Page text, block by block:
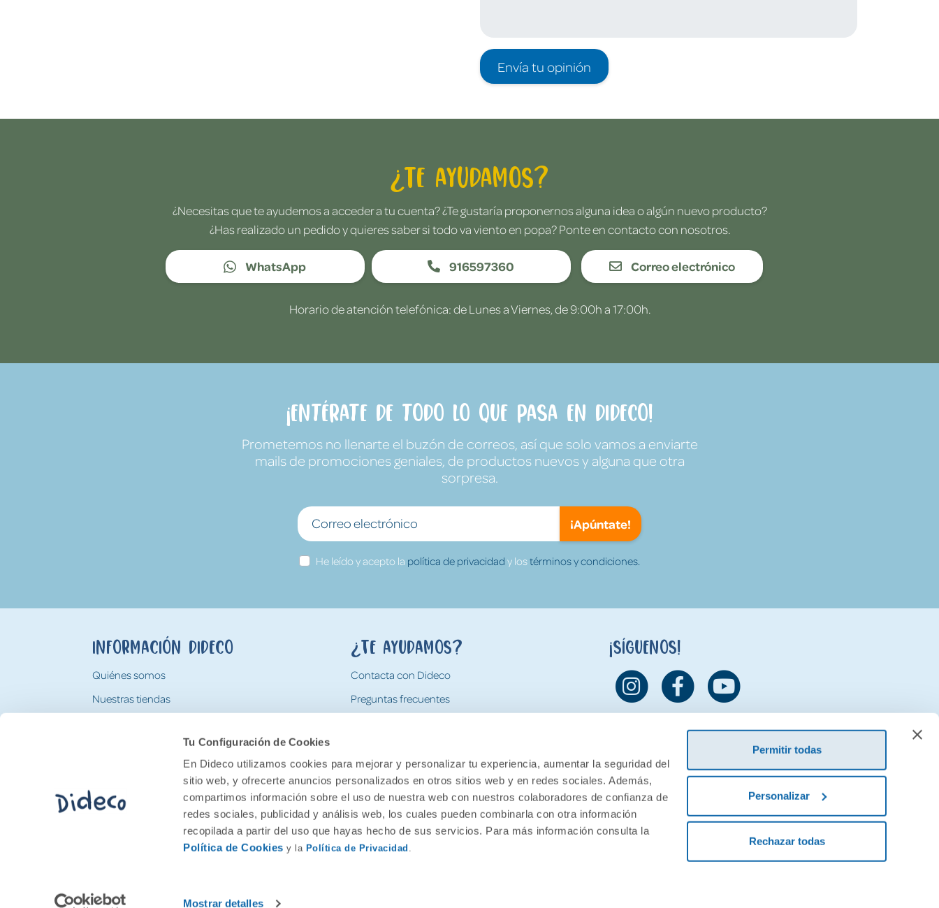
Tu Configuración de Cookies
En Dideco utilizamos cookies para mejorar y personalizar tu experiencia, aumentar la seguridad del
sitio web, y ofrecerte anuncios personalizados en otros sitios web y en redes sociales. Además,
compartimos información sobre el uso de nuestra web con nuestros colaboradores de confianza de
redes sociales, publicidad y análisis web, los cuales pueden combinarla con otra información
recopilada a partir del uso que hayas hecho de sus servicios. Para más información consulta la
Política de Cookies y la Política de Privacidad .
Mostrar detalles
Permitir todas
Personalizar
Rechazar todas
Envía tu opinión
¿Te ayudamos?
¿Necesitas que te ayudemos a acceder a tu cuenta? ¿Te gustaría proponernos alguna idea o algún nuevo producto?
¿Has realizado un pedido y quieres saber si todo va viento en popa? Ponte en contacto con nosotros.
WhatsApp 916597360 Correo electrónico
Horario de atención telefónica: de Lunes a Viernes, de 9:00h a 17:00h.
¡Entérate de todo lo que pasa en Dideco!
Prometemos no llenarte el buzón de correos, así que solo vamos a enviarte
mails de promociones geniales, de productos nuevos y alguna que otra
sorpresa.
¡Apúntate!
He leído y acepto la política de privacidad y lostérminos y condiciones.
Información Dideco
Quiénes somos
Nuestras tiendas
Tarjeta Regalo Dideco
¿Te ayudamos?
Contacta con Dideco
Preguntas frecuentes
Devoluciones
¡Síguenos!
2026 Feran. Todos los derechos quedan reservados.